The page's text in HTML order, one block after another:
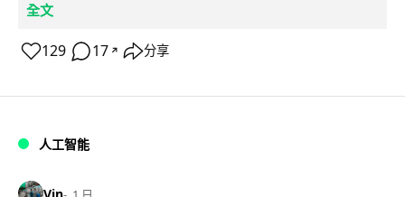
全文
129 17 ↗ 分享
人工智能